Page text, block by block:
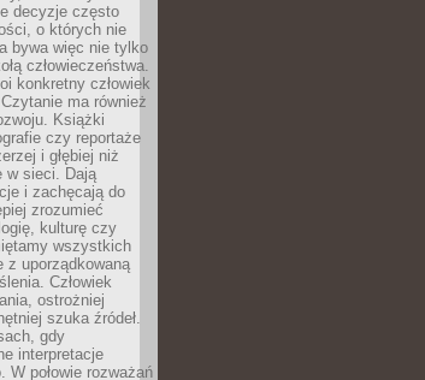
decyzje często
o których nie
bywa więc nie tylko
człowieczeństwa.
konkretny człowiek
ma również
Książki
czy reportaże
i głębiej niż
w sieci. Dają
i zachęcają do
zrozumieć
kulturę czy
wszystkich
z uporządkowaną
Człowiek
ostrożniej
szuka źródeł.
gdy
interpretacje
połowie rozważań